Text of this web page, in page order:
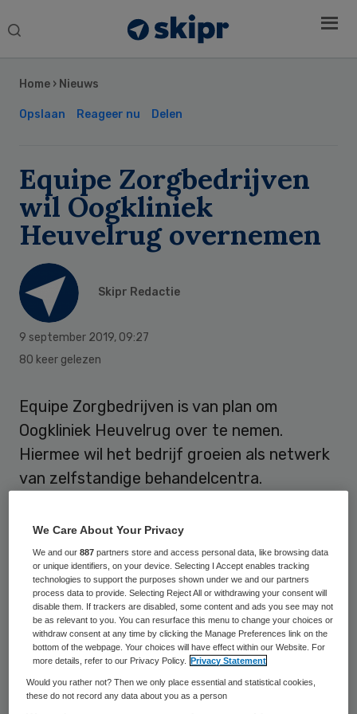
Search
Home › Nieuws
Opslaan Reageer nu Delen
Equipe Zorgbedrijven
wil Oogkliniek
Heuvelrug overnemen
Skipr Redactie
9 september 2019, 09:27
80 keer gelezen
Equipe Zorgbedrijven is van plan om
Oogkliniek Heuvelrug over te nemen.
Hiermee wil het bedrijf groeien als netwerk
van zelfstandige behandelcentra.
kunnen terecht voor verzekerde oogzorg,
brilvervangende chirurgie of een nieuwe bril
in de eigen optiek. De oogzorgklinieken zijn
gevestigd in Zeist en Veenendaal.
Netwerk
Jak Dekker, CEO van Equipe Zorgbedrijven,
Sidebar
We Care About Your Privacy
We and our887 partners store and access personal data, like browsing data
or unique identifiers, on your device. Selecting I Accept enables tracking
technologies to support the purposes shown under we and our partners
process data to provide. Selecting Reject All or withdrawing your consent will
disable them. If trackers are disabled, some content and ads you see may not
be as relevant to you. You can resurface this menu to change your choices or
withdraw consent at any time by clicking the Manage Preferences link on the
bottom of the webpage. Your choices will have effect within our Website. For
more details, refer to our Privacy Policy.
Privacy Statement
Would you rather not? Then we only place essential and statistical cookies,
these do not record any data about you as a person